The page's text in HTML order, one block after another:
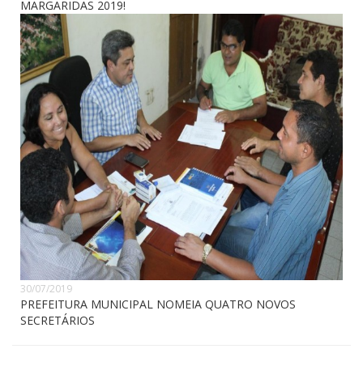
MARGARIDAS 2019!
30/07/2019
PREFEITURA MUNICIPAL NOMEIA QUATRO NOVOS
SECRETÁRIOS